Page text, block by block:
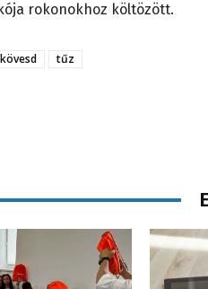
rokonokhoz költözött.
tűz